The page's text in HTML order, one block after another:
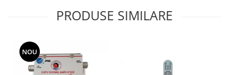
PRODUSE SIMILARE
NOU